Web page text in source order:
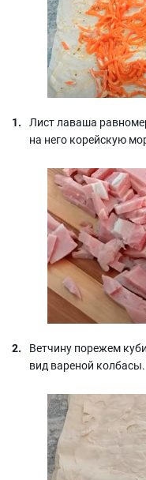
Лист лаваша
на него корейскую
Ветчину порежем
вид вареной колбасы.